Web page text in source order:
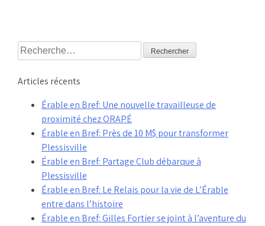
Rechercher :
Articles récents
Érable en Bref: Une nouvelle travailleuse de
proximité chez ORAPÉ
Érable en Bref: Près de 10 M$ pour transformer
Plessisville
Érable en Bref: Partage Club débarque à
Plessisville
Érable en Bref: Le Relais pour la vie de L’Érable
entre dans l’histoire
Érable en Bref: Gilles Fortier se joint à l’aventure du